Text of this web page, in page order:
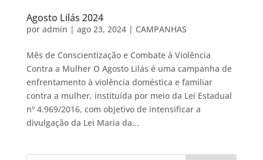
Agosto Lilás 2024
por admin | ago 23, 2024| CAMPANHAS
Mês de Conscientização e Combate à Violência
Contra a Mulher O Agosto Lilás é uma campanha de
enfrentamento à violência doméstica e familiar
contra a mulher, instituída por meio da Lei Estadual
nº 4.969/2016, com objetivo de intensificar a
divulgação da Lei Maria da...